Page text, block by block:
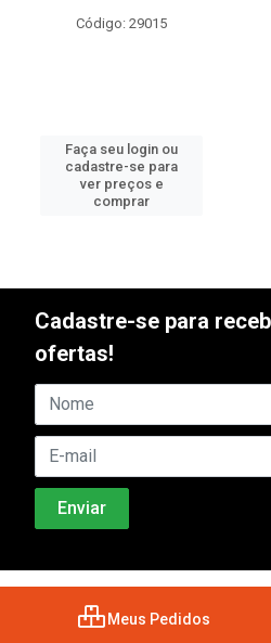
Código: 29015
Faça seu login ou
cadastre-se para
ver preços e
comprar
Cadastre-se para
ofertas!
Meus Pedidos